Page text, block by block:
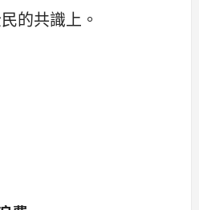
的共識上。